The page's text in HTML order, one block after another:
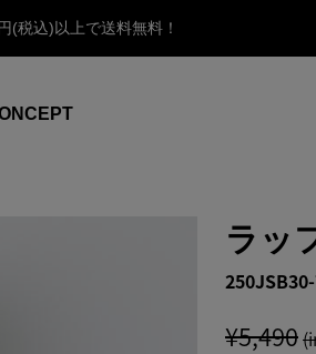
(税込)以上で送料無料！
ラッ
¥5,490